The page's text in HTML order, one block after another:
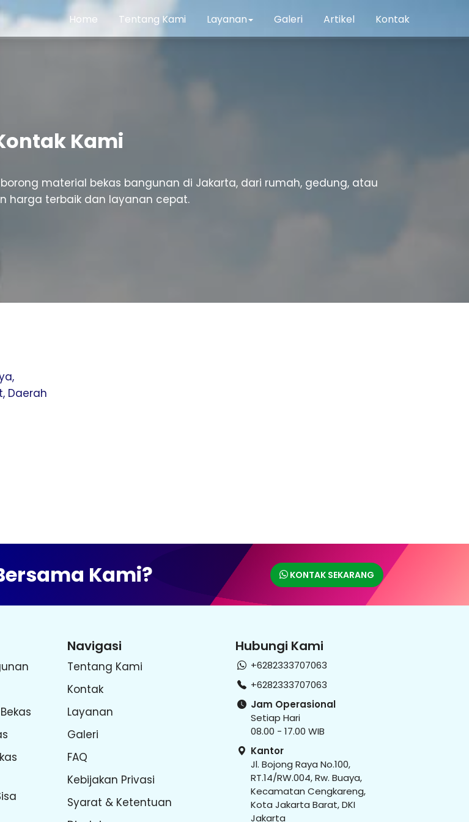
Home Tentang Kami Layanan Galeri Artikel Kontak
Kami
material bekas bangunan di Jakarta, dari rumah, gedung, atau
harga terbaik dan layanan cepat.
Daerah
Kami? KONTAK SEKARANG
Navigasi
Tentang Kami
Kontak
Layanan
Galeri
FAQ
Kebijakan Privasi
Syarat & Ketentuan
Hubungi Kami
+6282333707063
+6282333707063
Jam Operasional
Setiap Hari
08.00 - 17.00 WIB
Kantor
Jl. Bojong Raya No.100,
RT.14/RW.004, Rw. Buaya,
Kecamatan Cengkareng,
Kota Jakarta Barat, DKI
Jakarta